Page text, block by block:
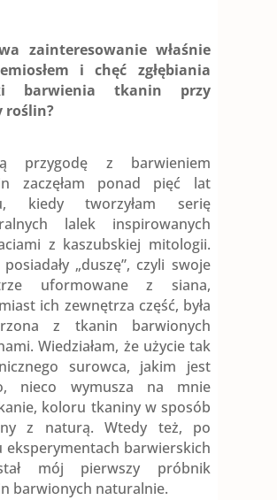
zainteresowanie właśnie
i chęć zgłębiania
barwienia tkanin przy
roślin?
przygodę z barwieniem
zaczęłam ponad pięć lat
kiedy tworzyłam serię
lalek inspirowanych
z kaszubskiej mitologii.
„duszę”, czyli swoje
uformowane z siana,
ich zewnętrza część, była
z tkanin barwionych
Wiedziałam, że użycie tak
surowca, jakim jest
nieco wymusza na mnie
koloru tkaniny w sposób
z naturą. Wtedy też, po
eksperymentach barwierskich
mój pierwszy próbnik
barwionych naturalnie.